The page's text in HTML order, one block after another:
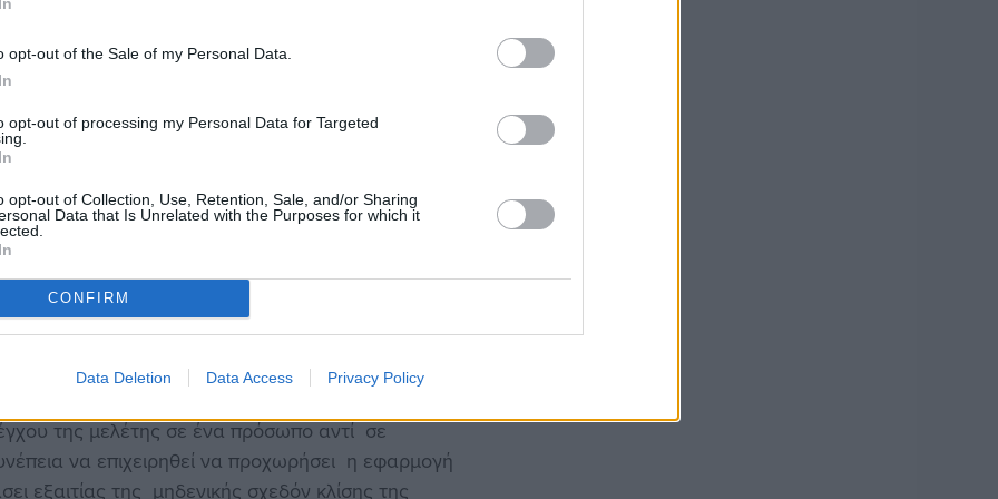
opt-out of the Sale of my Personal Data.
opt-out of processing my Personal Data for Targeted
opt-out of Collection, Use, Retention, Sale, and/or Sharing
Data that Is Unrelated with the Purposes for which it
CONFIRM
Data Deletion Data Access Privacy Policy
όμβριων της Ροδοκανάκη να επεκταθεί
νερών της με μεγαλύτερους
αγωγούς όμβριων της οδού Βερίτη και του
οδός Μακκά, να παραλάβουν, αφού καθαριστούν
εισηγείται την καταστροφή και ανακατασκευή
διστάσεις αγνοώντας ότι:
«Όταν ανέβουν
της Βερίτη»σε αντίθεση με το νέο αγωγό της
σαφείς και δεν επιδέχεται αμφισβήτησης: Αν
η αδυναμία της να ανταποκριθεί στο
έργο προχωράει κανονικά.
Δημοτική Αρχή η
της μελέτης σε ένα πρόσωπο αντί σε
να επιχειρηθεί να προχωρήσει η εφαρμογή
εξαιτίας της μηδενικής σχεδόν κλίσης της